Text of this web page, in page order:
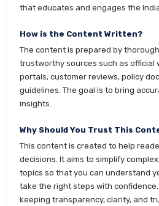
that educates and engages the
How is the Content Written?
The content is prepared by
trustworthy sources such as official
portals, customer reviews, policy
guidelines. The goal is to bring
insights.
Why Should You Trust This
This content is created to help
decisions. It aims to simplify
topics so that you can understand
take the right steps with
keeping transparency, clarity, and